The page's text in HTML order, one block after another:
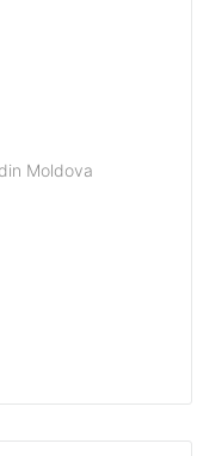
Moldova